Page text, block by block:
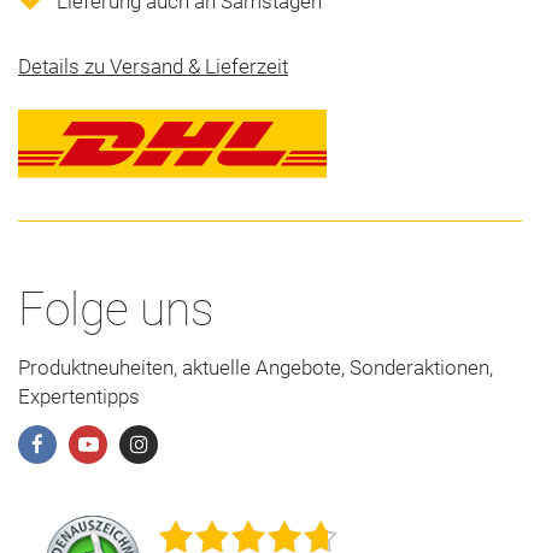
Details zu Versand & Lieferzeit
Folge uns
Produktneuheiten, aktuelle Angebote, Sonderaktionen,
Expertentipps